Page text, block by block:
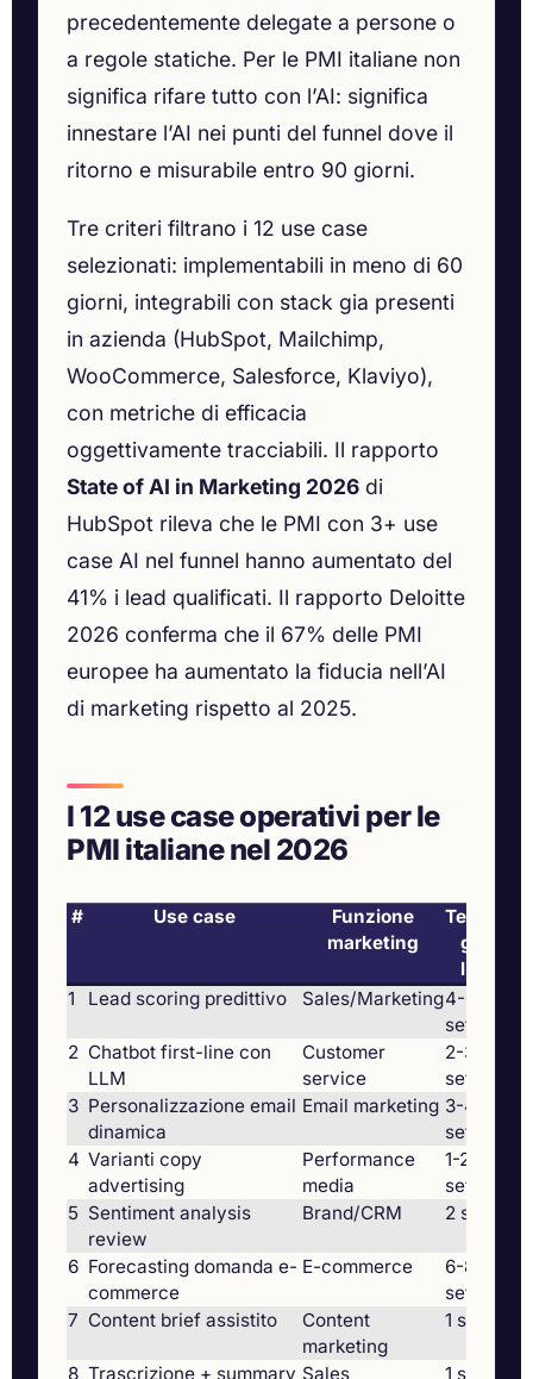
precedentemente delegate a persone o
a regole statiche. Per le PMI italiane non
significa rifare tutto con l’AI: significa
innestare l’AI nei punti del funnel dove il
ritorno e misurabile entro 90 giorni.
Tre criteri filtrano i 12 use case
selezionati: implementabili in meno di 60
giorni, integrabili con stack gia presenti
in azienda (HubSpot, Mailchimp,
WooCommerce, Salesforce, Klaviyo),
con metriche di efficacia
oggettivamente tracciabili. Il rapporto
State of AI in Marketing 2026 di
HubSpot rileva che le PMI con 3+ use
case AI nel funnel hanno aumentato del
41% i lead qualificati. Il rapporto Deloitte
2026 conferma che il 67% delle PMI
europee ha aumentato la fiducia nell’AI
di marketing rispetto al 2025.
I 12 use case operativi per le
PMI italiane nel 2026
# Use case
Funzione
marketing
Tempo
go-
live
1 Lead scoring predittivo Sales/Marketing4-6
sett.
2 Chatbot first-line con
LLM
Customer
service
2-3
sett.
3 Personalizzazione email
dinamica
Email marketing 3-4
sett.
4 Varianti copy
advertising
Performance
media
1-2
sett.
5 Sentiment analysis
review
Brand/CRM 2 sett.
6 Forecasting domanda e-
commerce
E-commerce
6-8
sett.
7 Content brief assistito
Content
marketing
1 sett.
8 Trascrizione + summary Sales 1 sett.